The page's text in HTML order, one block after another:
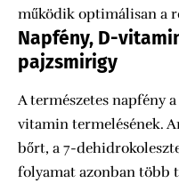
működik optimálisan a
Napfény, D-
pajzsmirigy
A természetes napfény
vitamin termelésének.
bőrt, a 7-
folyamat azonban több